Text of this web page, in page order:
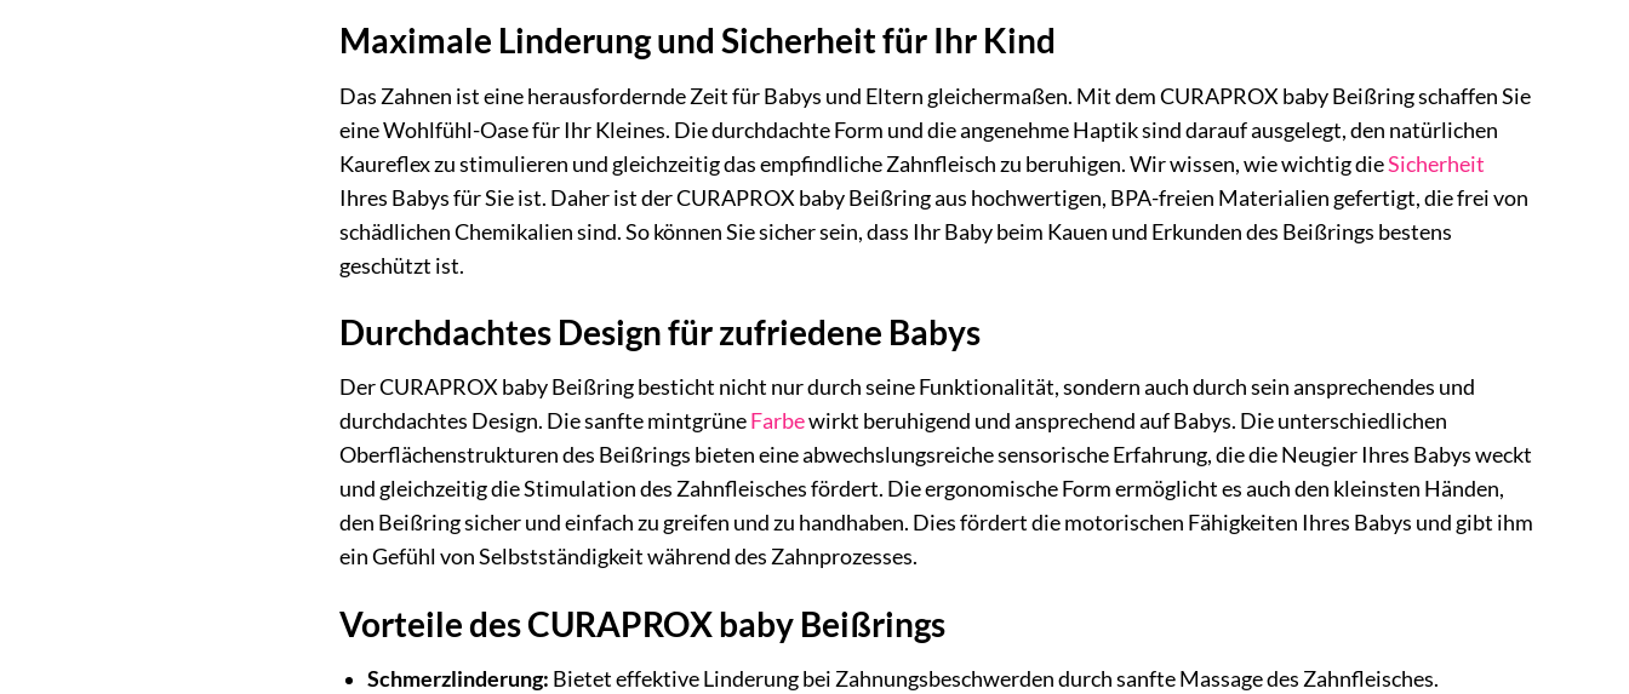
Maximale Linderung und Sicherheit für Ihr Kind
Das Zahnen ist eine herausfordernde Zeit für Babys und Eltern gleichermaßen. Mit dem CURAPROX baby Beißring schaffen Sie
eine Wohlfühl-Oase für Ihr Kleines. Die durchdachte Form und die angenehme Haptik sind darauf ausgelegt, den natürlichen
Kaureflex zu stimulieren und gleichzeitig das empfindliche Zahnfleisch zu beruhigen. Wir wissen, wie wichtig dieSicherheit
Ihres Babys für Sie ist. Daher ist der CURAPROX baby Beißring aus hochwertigen, BPA-freien Materialien gefertigt, die frei von
schädlichen Chemikalien sind. So können Sie sicher sein, dass Ihr Baby beim Kauen und Erkunden des Beißrings bestens
geschützt ist.
Durchdachtes Design für zufriedene Babys
Der CURAPROX baby Beißring besticht nicht nur durch seine Funktionalität, sondern auch durch sein ansprechendes und
durchdachtes Design. Die sanfte mintgrüneFarbewirkt beruhigend und ansprechend auf Babys. Die unterschiedlichen
Oberflächenstrukturen des Beißrings bieten eine abwechslungsreiche sensorische Erfahrung, die die Neugier Ihres Babys weckt
und gleichzeitig die Stimulation des Zahnfleisches fördert. Die ergonomische Form ermöglicht es auch den kleinsten Händen,
den Beißring sicher und einfach zu greifen und zu handhaben. Dies fördert die motorischen Fähigkeiten Ihres Babys und gibt ihm
ein Gefühl von Selbstständigkeit während des Zahnprozesses.
Vorteile des CURAPROX baby Beißrings
Schmerzlinderung: Bietet effektive Linderung bei Zahnungsbeschwerden durch sanfte Massage des Zahnfleisches.